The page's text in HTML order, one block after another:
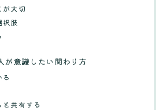
大切
択肢
が意識したい関わり方
と共有する